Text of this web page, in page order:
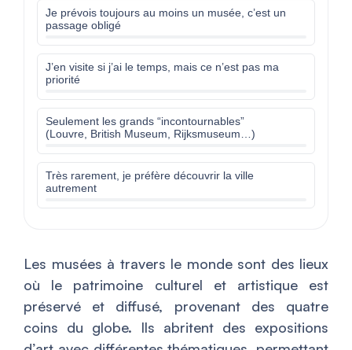
Je prévois toujours au moins un musée, c’est un
passage obligé
J’en visite si j’ai le temps, mais ce n’est pas ma
priorité
Seulement les grands “incontournables”
(Louvre, British Museum, Rijksmuseum…)
Très rarement, je préfère découvrir la ville
autrement
Les musées à travers le monde sont des lieux
où le patrimoine culturel et artistique est
préservé et diffusé, provenant des quatre
coins du globe. Ils abritent des expositions